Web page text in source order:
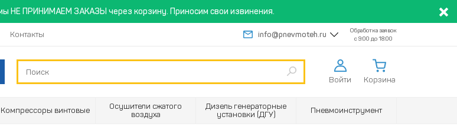
НЕ ПРИНИМАЕМ ЗАКАЗЫ через корзину. Приносим свои извинения.
Контакты info@pnevmoteh.ru
Обработка заявок
с 9:00 до 18:00
Войти Корзина
Компрессоры винтовые
Осушители сжатого
воздуха
Дизель генераторные
установки (ДГУ)
Пневмоинструмент